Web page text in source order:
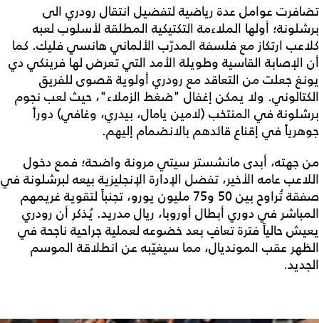
تضافرت عوامل عدة رياضية لتفضيل انتقال رودري الى
برشلونة؛ أولها الملاءمة التكتيكية المطلقة لأسلوب لعبه
كلاعب ارتكاز مع فلسفة المدرّب الألماني هانسي فليك. كما
أن الإصابة القاسية وطويلة الأمد التي تعرض لها فرينكي دي
يونغ جعلت من التعاقد مع رودري أولوية قصوى للفريق
الكتالوني. ولا يمكن إغفال "ضغط الزملاء"، حيث لعب نجوم
برشلونة في المنتخب (لامين يامال، بيدري، وغافي) دوراً
جوهرياً في إقناع قائدهم بالانضمام إليهم.
من جهته، أبدى مانشستر سيتي مرونة واضحة؛ فمع دخول
اللاعب عامه الأخير، تفضل الإدارة الإنجليزية بيعه لبرشلونة في
صفقة تُراوح بين 50 و75 مليون يورو، تجنباً لتقوية غريمهم
المباشر في دوري أبطال أوروبا، ريال مدريد. يُذكر أن رودري
يعيش حالياً فترة تعافٍ بعد خضوعه لعملية جراحية ناجحة في
الظهر عقب المونديال، مما سيغيّبه عن انطلاقة الموسم
الجديد.